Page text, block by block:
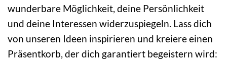
wunderbare Möglichkeit, deine Persönlichkeit
und deine Interessen widerzuspiegeln. Lass dich
von unseren Ideen inspirieren und kreiere einen
Präsentkorb, der dich garantiert begeistern wird: